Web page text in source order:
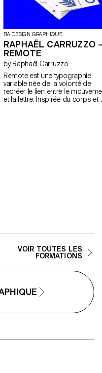
BA DESIGN GRAPHIQUE
RAPHAËL CARRUZZO
REMOTE
by Raphaël Carruzzo
Remote est une typographie
variable née de la volonté de
recréer le lien entre le
et la lettre. Inspirée du corps et
VOIR TOUTES LES
FORMATIONS